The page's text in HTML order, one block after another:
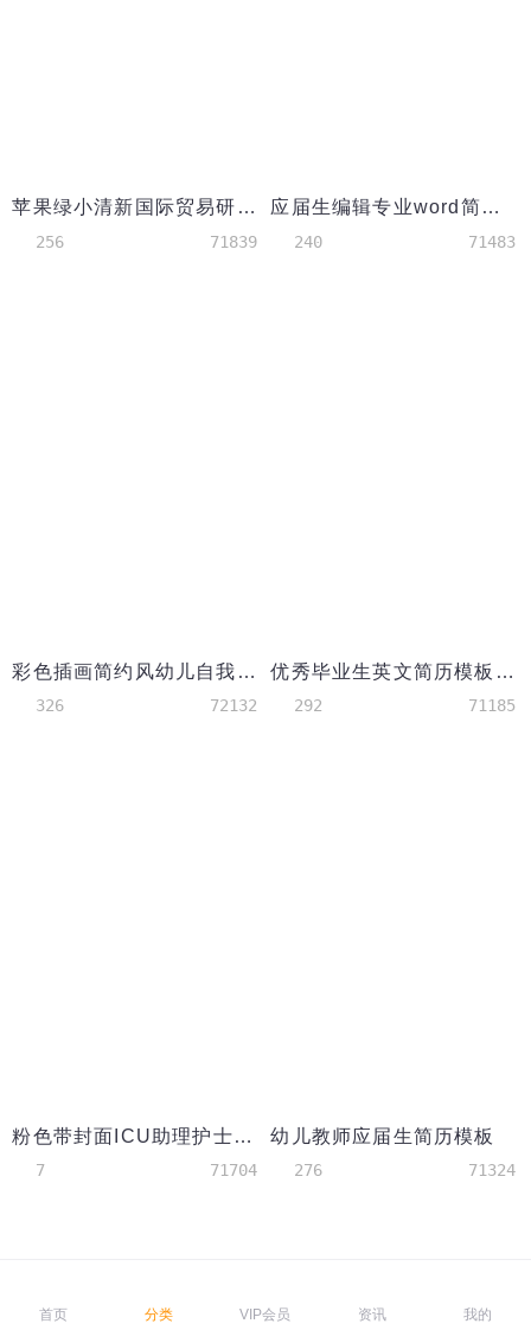
苹果绿小清新国际贸易研究生简历模板
256 71839
应届生编辑专业word简历模板
240 71483
彩色插画简约风幼儿自我介绍简历
326 72132
优秀毕业生英文简历模板（突出获奖经历）
292 71185
粉色带封面ICU助理护士简历模板
7 71704
幼儿教师应届生简历模板
276 71324
首页 分类 VIP会员 资讯 我的